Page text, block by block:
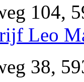
104,
Leo
38,